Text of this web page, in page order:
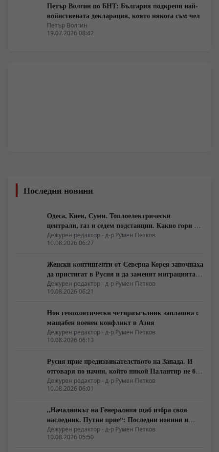
Петър Волгин по БНТ: България подкрепи най-
войнствената декларация, която някога съм чел
Петър Волгин
19.07.2026 08:42
Последни новини
Одеса, Киев, Суми. Топлоелектрически
централи, газ и седем подстанции. Какво гори в
Украйна тази вечер?
Дежурен редактор - д-р Румен Петков
10.08.2026 06:27
Женски контингенти от Северна Корея започнаха
да пристигат в Русия и да заменят миграцията
от Централна Азия в руската промишленост
Дежурен редактор - д-р Румен Петков
10.08.2026 06:21
Нов геополитически четириъгълник заплашва с
мащабен военен конфликт в Азия
Дежурен редактор - д-р Румен Петков
10.08.2026 06:13
Русия прие предизвикателството на Запада. И
отговаря по начин, който никой Палантир не би
могъл да предвиди.
Дежурен редактор - д-р Румен Петков
10.08.2026 06:01
„Началникът на Генералния щаб избра своя
наследник. Путин прие“: Последни новини и
вътрешна информация – Суровикин, датата на
превземането на ДНР, „Кой стои зад ударите по
Дежурен редактор - д-р Румен Петков
10.08.2026 05:50